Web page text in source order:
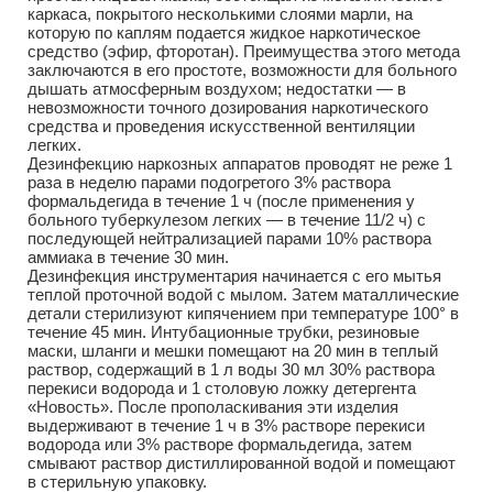
каркаса, покрытого несколькими слоями марли, на
которую по каплям подается жидкое наркотическое
средство (эфир, фторотан). Преимущества этого метода
заключаются в его простоте, возможности для больного
дышать атмосферным воздухом; недостатки — в
невозможности точного дозирования наркотического
средства и проведения искусственной вентиляции
легких.
Дезинфекцию наркозных аппаратов проводят не реже 1
раза в неделю парами подогретого 3% раствора
формальдегида в течение 1 ч (после применения у
больного туберкулезом легких — в течение 11/2 ч) с
последующей нейтрализацией парами 10% раствора
аммиака в течение 30 мин.
Дезинфекция инструментария начинается с его мытья
теплой проточной водой с мылом. Затем маталлические
детали стерилизуют кипячением при температуре 100° в
течение 45 мин. Интубационные трубки, резиновые
маски, шланги и мешки помещают на 20 мин в теплый
раствор, содержащий в 1 л воды 30 мл 30% раствора
перекиси водорода и 1 столовую ложку детергента
«Новость». После прополаскивания эти изделия
выдерживают в течение 1 ч в 3% растворе перекиси
водорода или 3% растворе формальдегида, затем
смывают раствор дистиллированной водой и помещают
в стерильную упаковку.